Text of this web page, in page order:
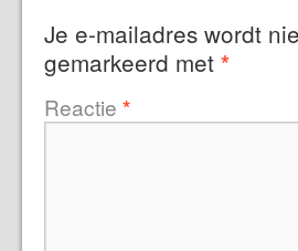
Je e-mailadres wordt
gemarkeerd met *
Reactie *